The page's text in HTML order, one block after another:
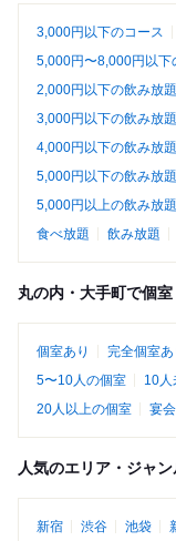
3,000円以下のコース
5,000円〜8,000円以下
2,000円以下の飲み放
3,000円以下の飲み放
4,000円以下の飲み放
5,000円以下の飲み放
5,000円以上の飲み放
食べ放題
飲み放題
丸の内・大手町で個
個室あり 完全個室あ
5〜10人の個室
10人
20人以上の個室
宴
人気のエリア・ジャン
新宿 渋谷 池袋